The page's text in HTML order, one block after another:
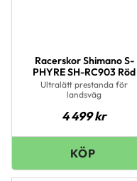
Racerskor Shimano S-
PHYRE SH-RC903 Röd
Ultralätt prestanda för
landsväg
4 499kr